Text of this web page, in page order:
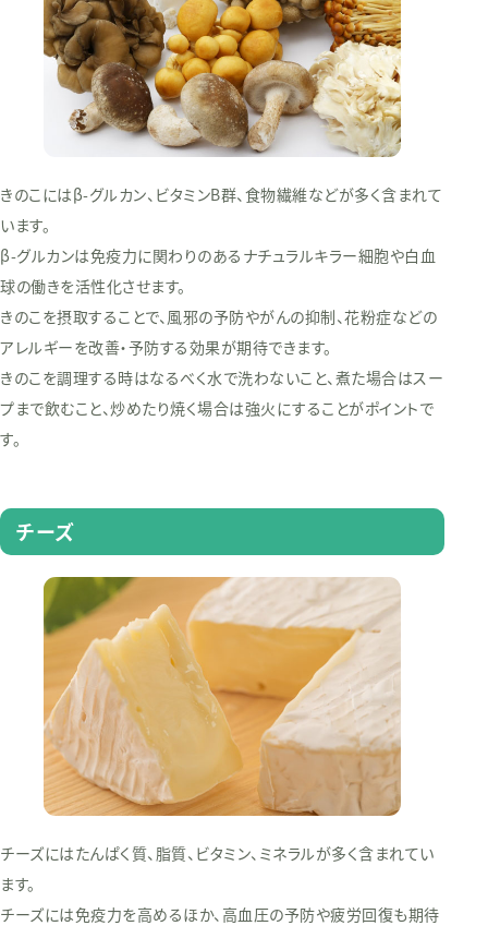
きのこにはβ-グルカン、ビタミンB群、食物繊維などが多く含まれて
います。
β-グルカンは免疫力に関わりのあるナチュラルキラー細胞や白血
球の働きを活性化させます。
きのこを摂取することで、風邪の予防やがんの抑制、花粉症などの
アレルギーを改善・予防する効果が期待できます。
きのこを調理する時はなるべく水で洗わないこと、煮た場合はスー
プまで飲むこと、炒めたり焼く場合は強火にすることがポイントで
す。
チーズ
チーズにはたんぱく質、脂質、ビタミン、ミネラルが多く含まれてい
ます。
チーズには免疫力を高めるほか、高血圧の予防や疲労回復も期待